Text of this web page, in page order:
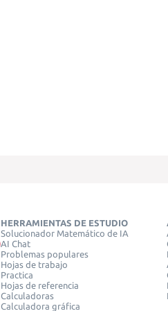
HERRAMIENTAS DE ESTUDIO
Solucionador Matemático de IA
AI Chat
Problemas populares
Hojas de trabajo
Practica
Hojas de referencia
Calculadoras
Calculadora gráfica